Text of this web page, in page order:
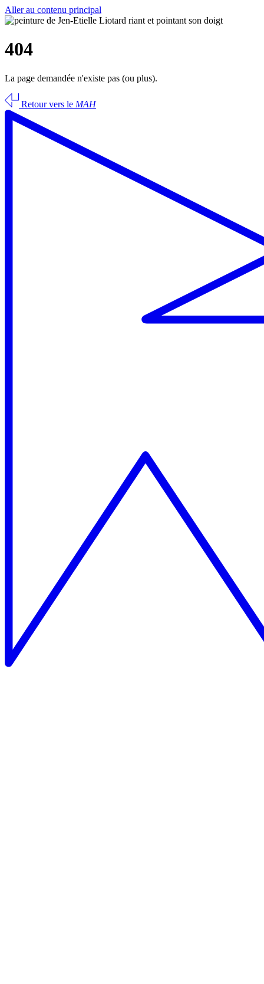
Aller au contenu principal
404
La page demandée n'existe pas (ou plus).
Retour vers le MAH